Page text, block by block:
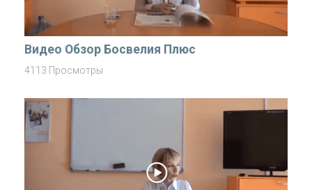
Видео Обзор Босвелия Плюс
4113 Просмотры